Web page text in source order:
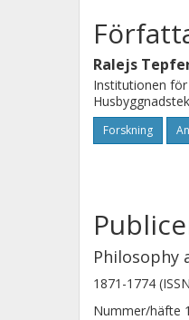
Ralejs
Institutionen
Forskning
Philosophy
1871-1774
Nummer/häfte